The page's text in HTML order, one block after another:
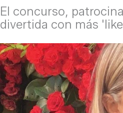
El concurso,
divertida con más